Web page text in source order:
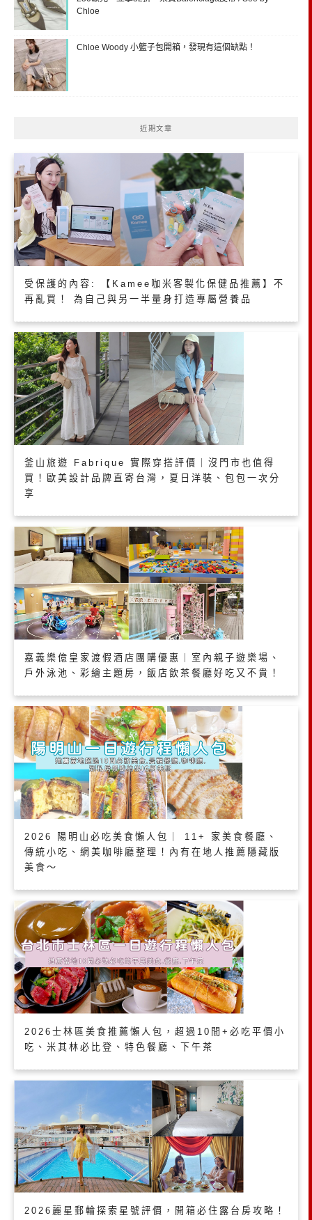
Chloe
Chloe Woody 小籃子包開箱，發現有這個缺點！
近期文章
受保護的內容: 【Kamee咖米客製化保健品推薦】不
再亂買！ 為自己與另一半量身打造專屬營養品
釜山旅遊 Fabrique 實際穿搭評價｜沒門市也值得
買！歐美設計品牌直寄台灣，夏日洋裝、包包一次分
享
嘉義樂億皇家渡假酒店團購優惠｜室內親子遊樂場、
戶外泳池、彩繪主題房，飯店飲茶餐廳好吃又不貴！
2026 陽明山必吃美食懶人包｜ 11+ 家美食餐廳、
傳統小吃、網美咖啡廳整理！內有在地人推薦隱藏版
美食～
2026士林區美食推薦懶人包，超過10間+必吃平價小
吃、米其林必比登、特色餐廳、下午茶
2026麗星郵輪探索星號評價，開箱必住露台房攻略！